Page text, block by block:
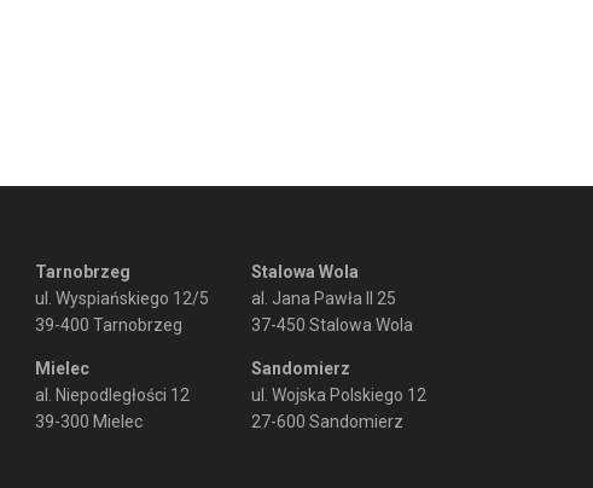
Tarnobrzeg
ul. Wyspiańskiego 12/5
39-400 Tarnobrzeg
Mielec
al. Niepodległości 12
39-300 Mielec
Stalowa Wola
al. Jana Pawła II 25
37-450 Stalowa Wola
Sandomierz
ul. Wojska Polskiego 12
27-600 Sandomierz